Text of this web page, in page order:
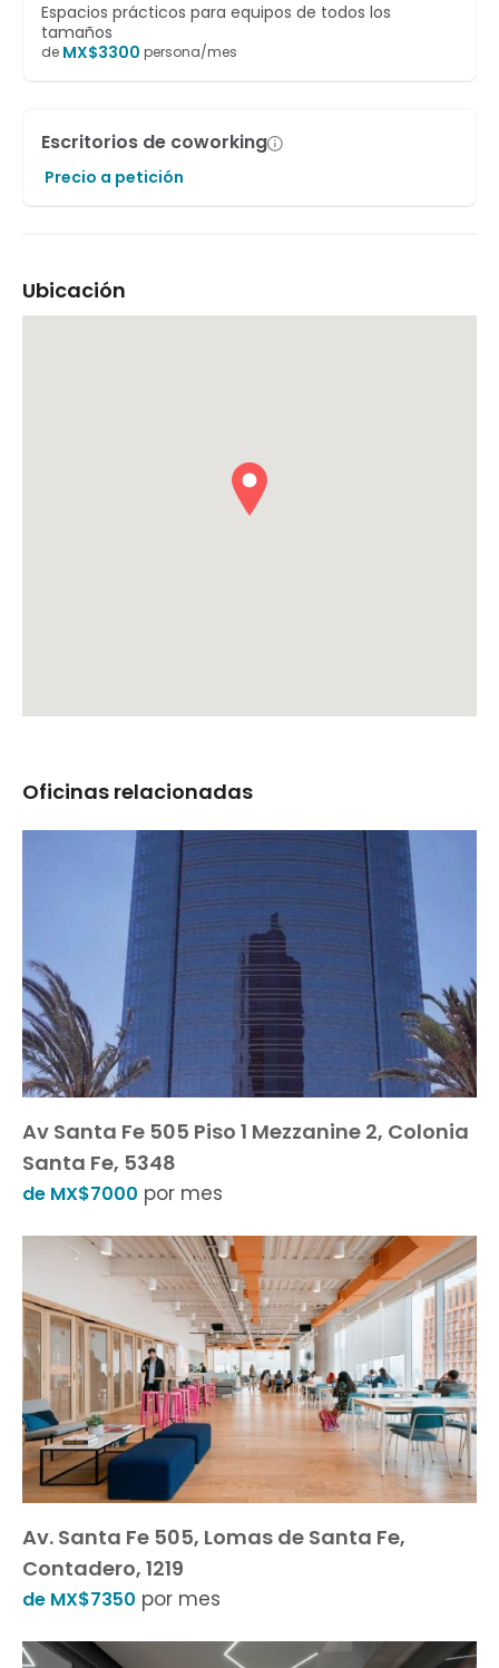
Espacios prácticos para equipos de todos los
tamaños
de MX$3300 persona/mes
Escritorios de coworking
Precio a petición
Ubicación
Oficinas relacionadas
Av Santa Fe 505 Piso 1 Mezzanine 2, Colonia
Santa Fe, 5348
de MX$7000 por mes
Av. Santa Fe 505, Lomas de Santa Fe,
Contadero, 1219
de MX$7350 por mes